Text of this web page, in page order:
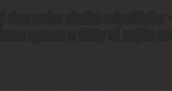
den nebo chvíle
rytmu a vždy si najde